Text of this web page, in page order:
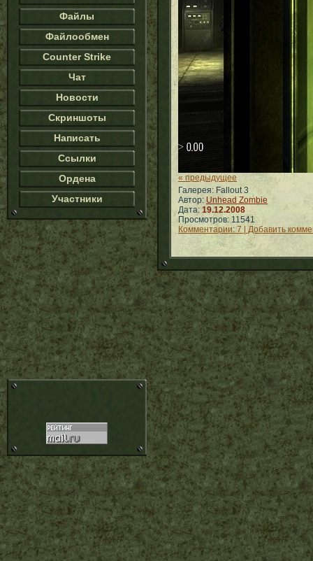
Файлы
Файлообмен
Counter Strike
Чат
Новости
Скриншоты
Написать
Ссылки
Ордена
Участники
« предыдущее
Галерея: Fallout 3
Автор: Unhead Zombie
Дата: 19.12.2008
Просмотров: 11541
Комментарии: 7 | Добавить